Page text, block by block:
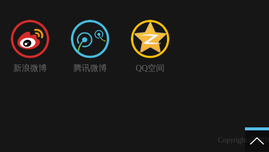
新浪微博 腾讯微博 QQ空间
Copyright @